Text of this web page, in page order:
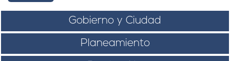
Gobierno y Ciudad
Planeamiento